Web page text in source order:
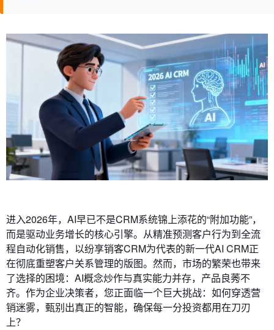
进入2026年，AI早已不是CRM系统锦上添花的“附加功能”，
而是驱动业务增长的核心引擎。从精准预测客户行为到全流
程自动化销售，以纷享销客CRM为代表的新一代AI CRM正
在彻底重塑客户关系管理的版图。然而，市场的繁荣也带来
了选择的困境：AI概念炒作与真实能力并存，产品良莠不
齐。作为企业决策者，您正面临一个巨大挑战：如何穿透营
销迷雾，甄别出真正的智能，确保每一分投资都用在刀刃
上？